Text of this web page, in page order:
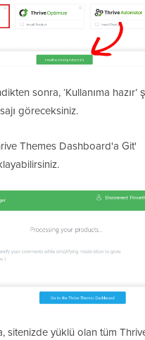
sonra, ‘Kullanıma hazır’
göreceksiniz.
Themes Dashboard'a Git'
sitenizde yüklü olan tüm